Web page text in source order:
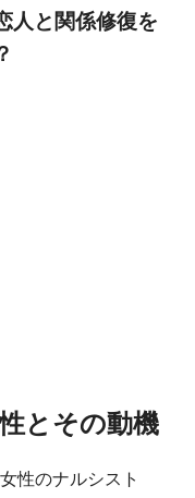
人と関係修復を
とその動機
性のナルシスト